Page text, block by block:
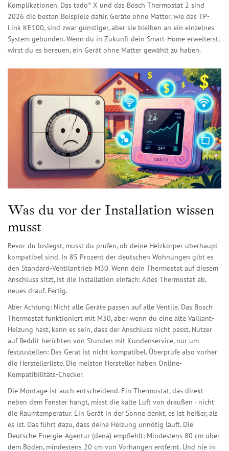
Komplikationen. Das tado° X und das Bosch Thermostat 2 sind
2026 die besten Beispiele dafür. Geräte ohne Matter, wie das TP-
Link KE100, sind zwar günstiger, aber sie bleiben an ein einzelnes
System gebunden. Wenn du in Zukunft dein Smart-Home erweiterst,
wirst du es bereuen, ein Gerät ohne Matter gewählt zu haben.
Was du vor der Installation wissen
musst
Bevor du loslegst, musst du prüfen, ob deine Heizkörper überhaupt
kompatibel sind. In 85 Prozent der deutschen Wohnungen gibt es
den Standard-Ventilantrieb M30. Wenn dein Thermostat auf diesem
Anschluss sitzt, ist die Installation einfach: Altes Thermostat ab,
neues drauf. Fertig.
Aber Achtung: Nicht alle Geräte passen auf alle Ventile. Das Bosch
Thermostat funktioniert mit M30, aber wenn du eine alte Vaillant-
Heizung hast, kann es sein, dass der Anschluss nicht passt. Nutzer
auf Reddit berichten von Stunden mit Kundenservice, nur um
festzustellen: Das Gerät ist nicht kompatibel. Überprüfe also vorher
die Herstellerliste. Die meisten Hersteller haben Online-
Kompatibilitäts-Checker.
Die Montage ist auch entscheidend. Ein Thermostat, das direkt
neben dem Fenster hängt, misst die kalte Luft von draußen - nicht
die Raumtemperatur. Ein Gerät in der Sonne denkt, es ist heißer, als
es ist. Das führt dazu, dass deine Heizung unnötig läuft. Die
Deutsche Energie-Agentur (dena) empfiehlt: Mindestens 80 cm über
dem Boden, mindestens 20 cm von Vorhängen entfernt. Und nie in